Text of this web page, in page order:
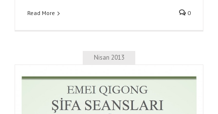
Read More 0
Nisan 2013